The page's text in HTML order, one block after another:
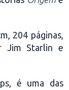
204 páginas,
Jim Starlin e
é uma das